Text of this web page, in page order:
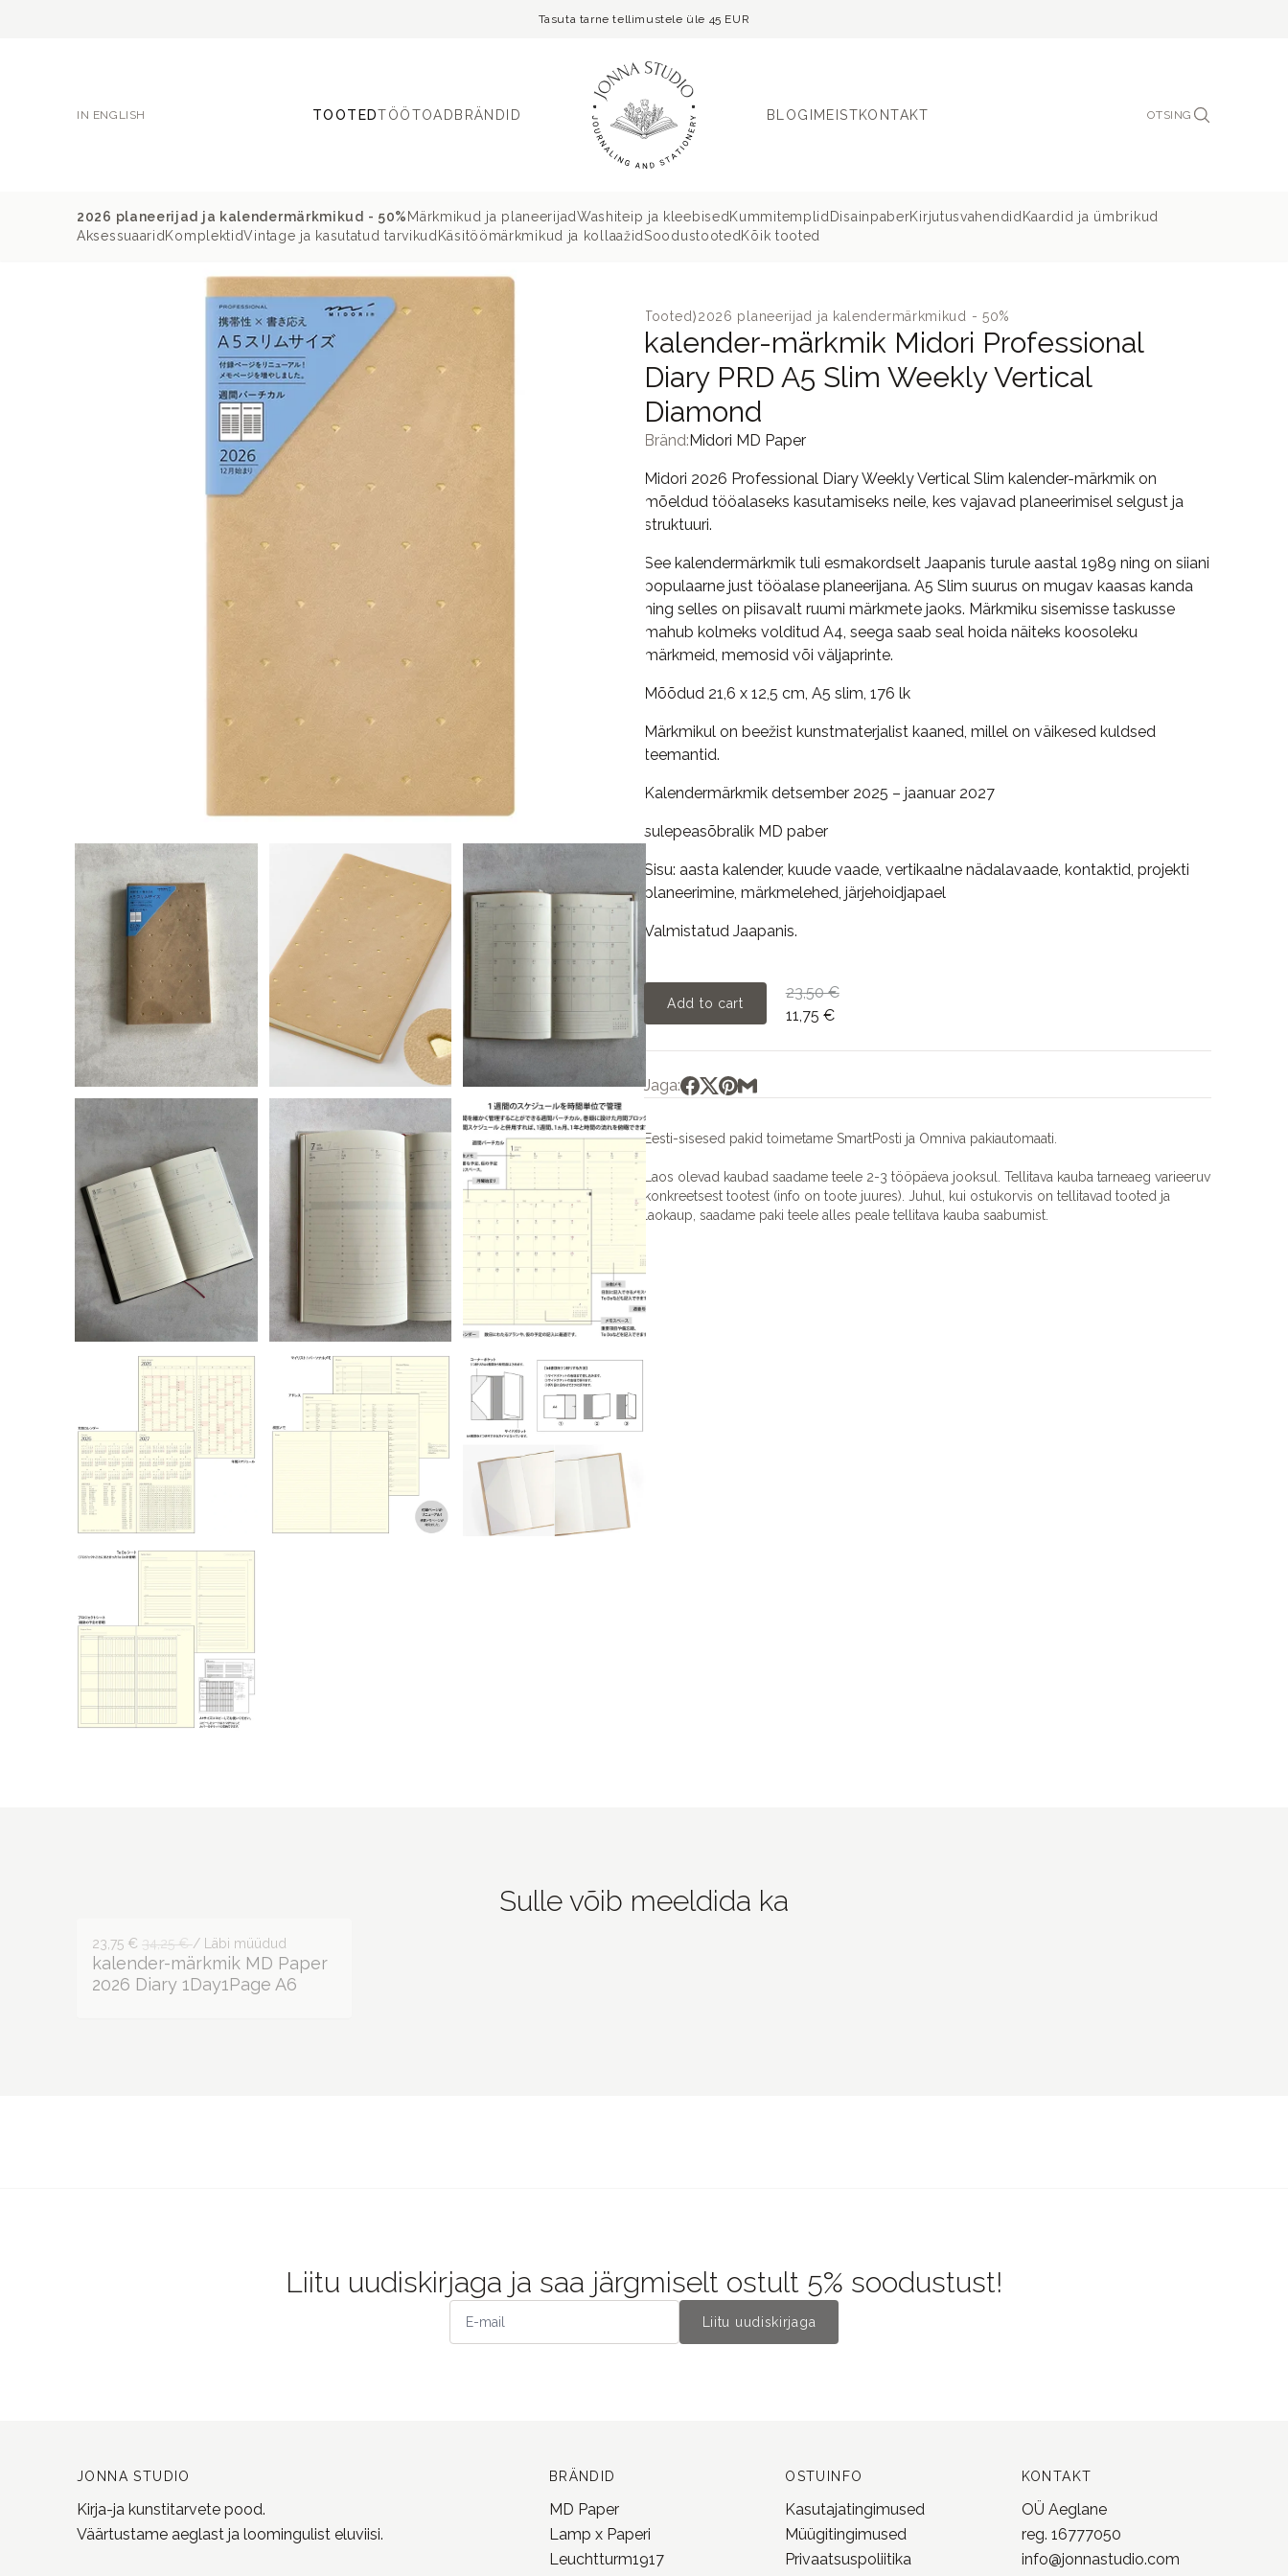
Tasuta tarne tellimustele üle 45 EUR
IN ENGLISH TOOTEDTÖÖTOAD BRÄNDID BLOGI MEISTKONTAKT OTSING
2026 planeerijad ja kalendermärkmikud - 50% Märkmikud ja planeerijadWashiteip ja kleebised Kummitemplid DisainpaberKirjutusvahendid Kaardid ja ümbrikud
Aksessuaarid KomplektidVintage ja kasutatud tarvikud Käsitöömärkmikud ja kollaažidSoodustooted Kõik tooted
Tooted⟩2026 planeerijad ja kalendermärkmikud - 50%
kalender-märkmik Midori Professional
Diary PRD A5 Slim Weekly Vertical
Diamond
Bränd:Midori MD Paper
Midori 2026 Professional Diary Weekly Vertical Slim kalender-märkmik on
mõeldud tööalaseks kasutamiseks neile, kes vajavad planeerimisel selgust ja
struktuuri.
See kalendermärkmik tuli esmakordselt Jaapanis turule aastal 1989 ning on siiani
populaarne just tööalase planeerijana. A5 Slim suurus on mugav kaasas kanda
ning selles on piisavalt ruumi märkmete jaoks. Märkmiku sisemisse taskusse
mahub kolmeks volditud A4, seega saab seal hoida näiteks koosoleku
märkmeid, memosid või väljaprinte.
Mõõdud 21,6 x 12,5 cm, A5 slim, 176 lk
Märkmikul on beežist kunstmaterjalist kaaned, millel on väikesed kuldsed
teemantid.
Kalendermärkmik detsember 2025 – jaanuar 2027
sulepeasõbralik MD paber
Sisu: aasta kalender, kuude vaade, vertikaalne nädalavaade, kontaktid, projekti
planeerimine, märkmelehed, järjehoidjapael
Valmistatud Jaapanis.
Add to cart
23,50 €
11,75 €
Jaga:
Eesti-sisesed pakid toimetame SmartPosti ja Omniva pakiautomaati.
Laos olevad kaubad saadame teele 2-3 tööpäeva jooksul. Tellitava kauba tarneaeg varieeruv
konkreetsest tootest (info on toote juures). Juhul, kui ostukorvis on tellitavad tooted ja
laokaup, saadame paki teele alles peale tellitava kauba saabumist.
Sulle võib meeldida ka
23,75 €34,25 €/ Läbi müüdud
Liitu uudiskirjaga ja saa järgmiselt ostult 5% soodustust!
JONNA STUDIO BRÄNDID
MD Paper
OSTUINFO
Kasutajatingimused
KONTAKT
OÜ Aeglane